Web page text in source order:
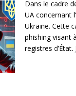
Dans le cadre
UA concernant
Ukraine. Cette
phishing visant
registres